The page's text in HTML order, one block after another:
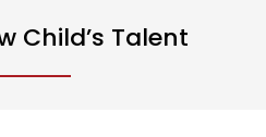
Child’s Talent